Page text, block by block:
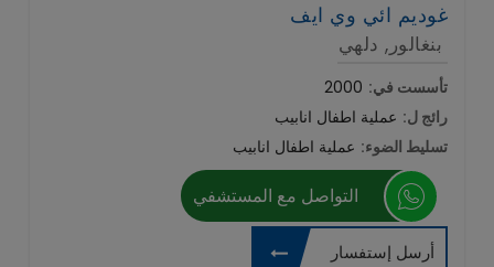
غوديم ائي وي ايف
بنغالور, دلهي
تأسست في: 2000
رائج ل: عملية اطفال انابيب
تسليط الضوء: عملية اطفال انابيب
التواصل مع المستشفي
أرسل إستفسار